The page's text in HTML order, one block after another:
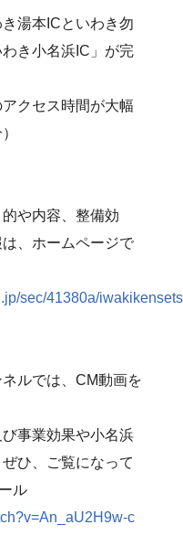
湯本ICといわき勿
き小名浜IC」が完
クセス時間が大幅
や内容、整備効
、ホームページで
sec/41380a/
ルでは、CM動画を
び事業効果や小名浜
ひ、ご覧になって
ール
c